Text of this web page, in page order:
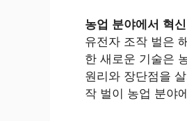
농업 분야에서 혁
유전자 조작 벌은
한 새로운 기술은
원리와 장단점을
작 벌이 농업 분야